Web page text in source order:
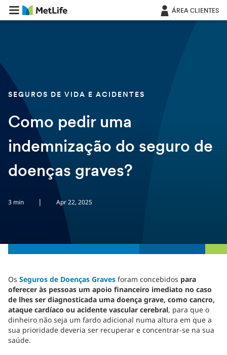
Saltar navegação ÁREA CLIENTES
SEGUROS DE VIDA E ACIDENTES
Como pedir uma
indemnização do seguro de
doenças graves?
3 min | Apr 22, 2025
Os Seguros de Doenças Graves foram concebidos para
oferecer às pessoas um apoio financeiro imediato no caso
de lhes ser diagnosticada uma doença grave, como cancro,
ataque cardíaco ou acidente vascular cerebral, para que o
dinheiro não seja um fardo adicional numa altura em que a
sua prioridade deveria ser recuperar e concentrar-se na sua
saúde.